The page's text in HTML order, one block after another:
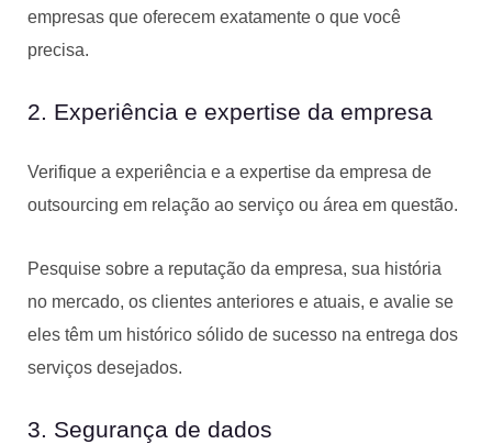
empresas que oferecem exatamente o que você
precisa.
2. Experiência e expertise da empresa
Verifique a experiência e a expertise da empresa de
outsourcing em relação ao serviço ou área em questão.
Pesquise sobre a reputação da empresa, sua história
no mercado, os clientes anteriores e atuais, e avalie se
eles têm um histórico sólido de sucesso na entrega dos
serviços desejados.
3. Segurança de dados